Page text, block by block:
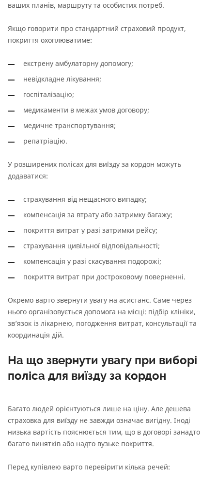
ваших планів, маршруту та особистих потреб.
Якщо говорити про стандартний страховий продукт,
покриття охоплюватиме:
екстрену амбулаторну допомогу;
невідкладне лікування;
госпіталізацію;
медикаменти в межах умов договору;
медичне транспортування;
репатріацію.
У розширених полісах для виїзду за кордон можуть
додаватися:
страхування від нещасного випадку;
компенсація за втрату або затримку багажу;
покриття витрат у разі затримки рейсу;
страхування цивільної відповідальності;
компенсація у разі скасування подорожі;
покриття витрат при достроковому поверненні.
Окремо варто звернути увагу на асистанс. Саме через
нього організовується допомога на місці: підбір клініки,
зв’язок із лікарнею, погодження витрат, консультації та
координація дій.
На що звернути увагу при виборі
поліса для виїзду за кордон
Багато людей орієнтуються лише на ціну. Але дешева
страховка для виїзду не завжди означає вигідну. Іноді
низька вартість пояснюється тим, що в договорі занадто
багато винятків або надто вузьке покриття.
Перед купівлею варто перевірити кілька речей: